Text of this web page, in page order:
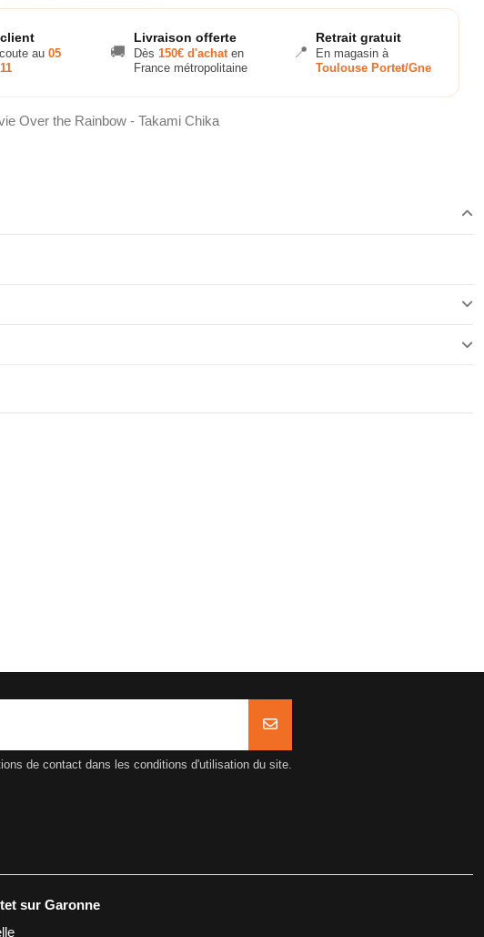
au 05
🚚
Livraison offerte
Dès 150€ d'achaten
France métropolitaine
📍
Retrait gratuit
En magasin à
Toulouse Portet/Gne
Over the Rainbow - Takami Chika
de contact dans les conditions d'utilisation du site.
sur Garonne